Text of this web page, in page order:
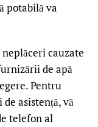
potabilă va
cauzate
de apă
Pentru
asistență, vă
telefon al